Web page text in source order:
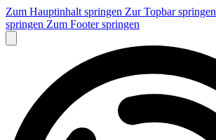
Zum Hauptinhalt springen Zur Topbar springen
springen Zum Footer springen